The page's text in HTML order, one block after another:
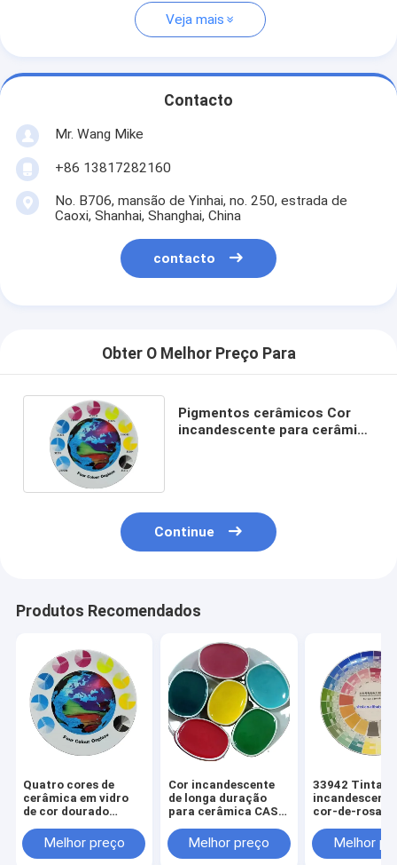
Veja mais
Contacto
Mr. Wang Mike
+86 13817282160
No. B706, mansão de Yinhai, no. 250, estrada de
Caoxi, Shanhai, Shanghai, China
contacto
Obter O Melhor Preço Para
Pigmentos cerâmicos Cor
incandescente para cerâmica
Continue
Produtos Recomendados
Quatro cores de
cerâmica em vidro
de cor dourado
combinação de óxido
de ferro
Melhor preço
Cor incandescente
de longa duração
para cerâmica CAS
1345-24-0
Melhor preço
33942 Tinta
cor-de-rosa
Melhor